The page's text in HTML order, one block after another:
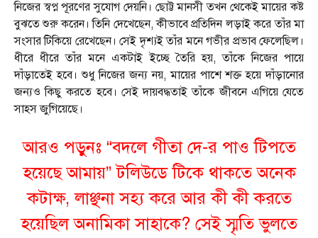
নিজের স্বপ্ন পূরণের সুযোগ দেয়নি। ছোট্ট মানসী তখন থেকেই মায়ের কষ্ট
বুঝতে শুরু করেন। তিনি দেখেছেন, কীভাবে প্রতিদিন লড়াই করে তাঁর মা
সংসার টিকিয়ে রেখেছেন। সেই দৃশ্যই তাঁর মনে গভীর প্রভাব ফেলেছিল।
ধীরে ধীরে তাঁর মনে একটাই ইচ্ছে তৈরি হয়, তাঁকে নিজের পায়ে
দাঁড়াতেই হবে। শুধু নিজের জন্য নয়, মায়ের পাশে শক্ত হয়ে দাঁড়ানোর
জন্যও কিছু করতে হবে। সেই দায়বদ্ধতাই তাঁকে জীবনে এগিয়ে যেতে
সাহস জুগিয়েছে।
আরও পড়ুনঃ “বদলে গীতা দে-র পাও টিপতে
হয়েছে আমায়” টলিউডে টিকে থাকতে অনেক
কটাক্ষ, লাঞ্ছনা সহ্য করে আর কী কী করতে
হয়েছিল অনামিকা সাহাকে? সেই স্মৃতি ভুলতে